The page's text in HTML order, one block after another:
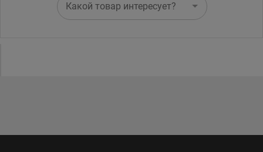
Какой товар интересует?
Экибастуз